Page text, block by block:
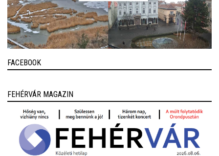
FACEBOOK
FEHÉRVÁR MAGAZIN